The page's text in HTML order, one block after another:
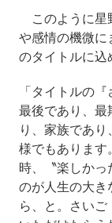
このように星
や感情の機微に
のタイトルに込
「タイトルの
最後であり、最
り、家族であ
様でもあります
時、〝楽しかっ
のが人生の大き
ら、と。さい